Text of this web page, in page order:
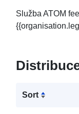
Služba ATOM
Sort